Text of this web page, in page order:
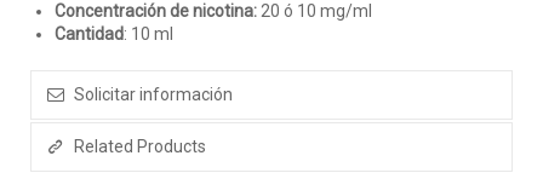
Concentración de nicotina: 20 ó 10 mg/ml
Cantidad: 10 ml
Solicitar información
Related Products